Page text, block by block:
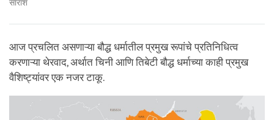
सारांश
आज प्रचलित असणाऱ्या बौद्ध धर्मातील प्रमुख रूपांचे प्रतिनिधित्व
करणाऱ्या थेरवाद, अर्थात चिनी आणि तिबेटी बौद्ध धर्माच्या काही प्रमुख
वैशिष्ट्यांवर एक नजर टाकू.